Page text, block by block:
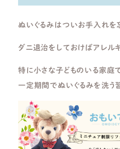
ぬいぐるみはついお手入れを
ダニ退治をしておけばアレル
特に小さな子どものいる家庭
一定期間でぬいぐるみを洗う